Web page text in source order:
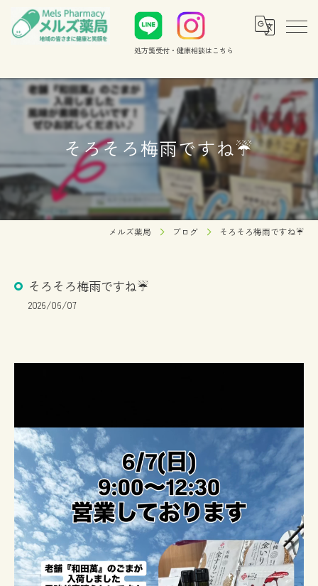
処方箋受付・健康相談はこちら
そろそろ梅雨ですね☔️
メルズ薬局 ブログ そろそろ梅雨ですね☔️
そろそろ梅雨ですね☔️
2026/06/07